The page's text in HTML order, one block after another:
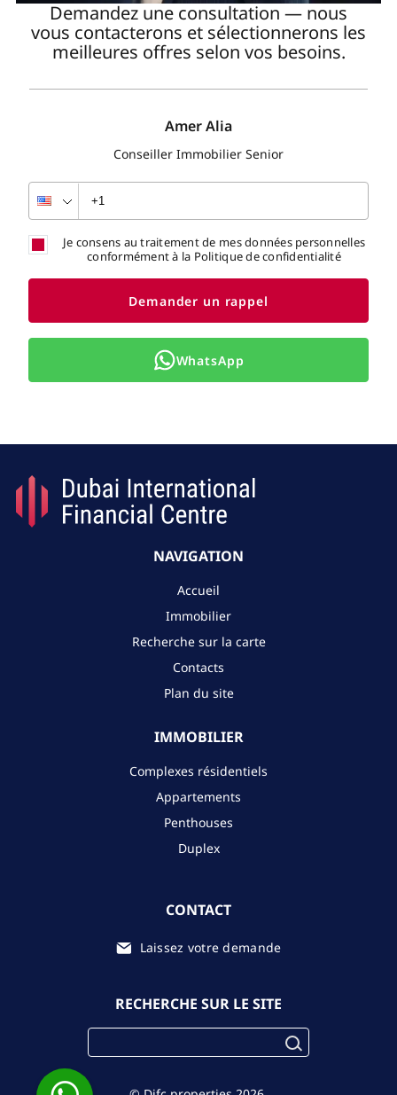
Demandez une consultation — nous
vous contacterons et sélectionnerons les
meilleures offres selon vos besoins.
Amer Alia
Conseiller Immobilier Senior
Je consens au traitement de mes données personnelles
conformément à la Politique de confidentialité
Demander un rappel
WhatsApp
NAVIGATION
Accueil
Immobilier
Recherche sur la carte
Contacts
Plan du site
IMMOBILIER
Complexes résidentiels
Appartements
Penthouses
Duplex
CONTACT
Laissez votre demande
RECHERCHE SUR LE SITE